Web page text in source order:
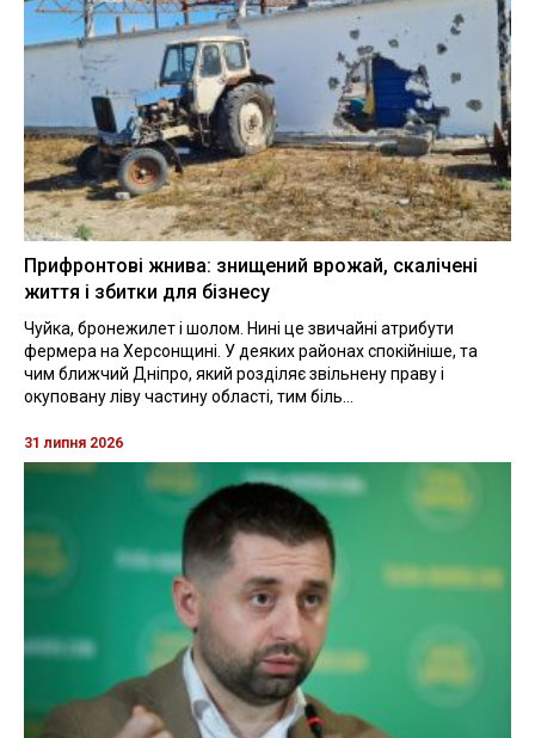
Прифронтові жнива: знищений врожай, скалічені
життя і збитки для бізнесу
Чуйка, бронежилет і шолом. Нині це звичайні атрибути
фермера на Херсонщині. У деяких районах спокійніше, та
чим ближчий Дніпро, який розділяє звільнену праву і
окуповану ліву частину області, тим біль...
31 липня 2026